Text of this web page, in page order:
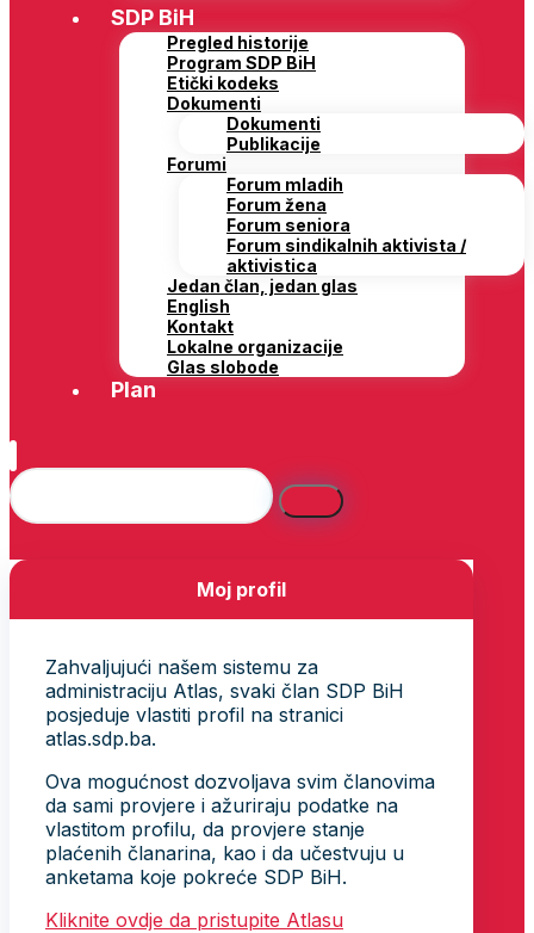
SDP BiH
Pregled historije
Program SDP BiH
Etički kodeks
Dokumenti
Dokumenti
Publikacije
Forumi
Forum mladih
Forum žena
Forum seniora
Forum sindikalnih aktivista /
aktivistica
Jedan član, jedan glas
English
Kontakt
Lokalne organizacije
Glas slobode
Plan
Moj profil
Zahvaljujući našem sistemu za
administraciju Atlas, svaki član SDP BiH
posjeduje vlastiti profil na stranici
atlas.sdp.ba.
Ova mogućnost dozvoljava svim članovima
da sami provjere i ažuriraju podatke na
vlastitom profilu, da provjere stanje
plaćenih članarina, kao i da učestvuju u
anketama koje pokreće SDP BiH.
Kliknite ovdje da pristupite Atlasu